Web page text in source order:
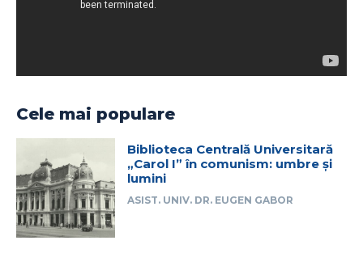
Cele mai populare
Biblioteca Centrală Universitară
„Carol I” în comunism: umbre și
lumini
ASIST. UNIV. DR. EUGEN GABOR